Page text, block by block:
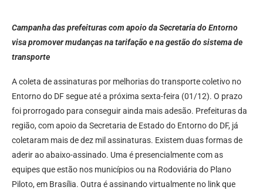
Campanha das prefeituras com apoio da Secretaria do Entorno
visa promover mudanças na tarifação e na gestão do sistema de
transporte
A coleta de assinaturas por melhorias do transporte coletivo no
Entorno do DF segue até a próxima sexta-feira (01/12). O prazo
foi prorrogado para conseguir ainda mais adesão. Prefeituras da
região, com apoio da Secretaria de Estado do Entorno do DF, já
coletaram mais de dez mil assinaturas. Existem duas formas de
aderir ao abaixo-assinado. Uma é presencialmente com as
equipes que estão nos municípios ou na Rodoviária do Plano
Piloto, em Brasília. Outra é assinando virtualmente no link que